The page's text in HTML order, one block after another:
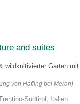
and suites
wildkultivierter Garten mit
von Hafling bei Meran)
Südtirol, Italien